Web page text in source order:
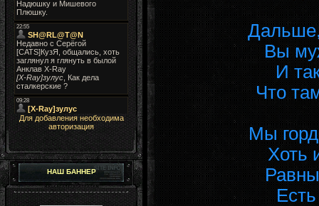
Для добавления необходима
авторизация
НАШ БАННЕР
Вы
И
Что
Мы
Хоть